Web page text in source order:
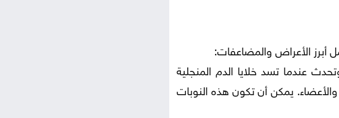
الأعراض والمضاعفات:
عندما تسد خلايا الدم المنجلية
يمكن أن تكون هذه النوبات